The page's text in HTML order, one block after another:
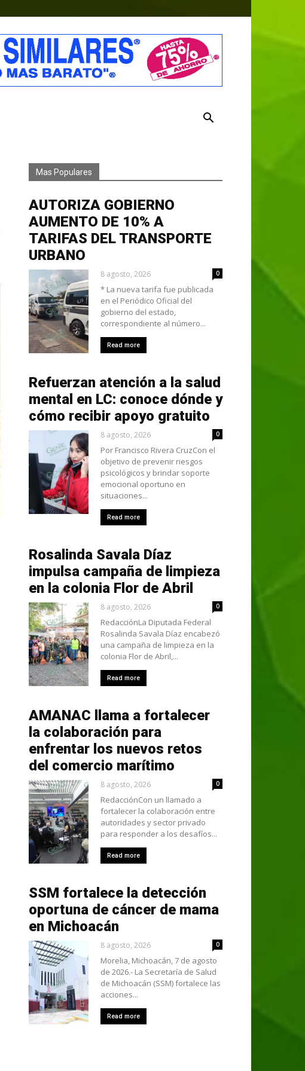
Mas Populares
AUTORIZA GOBIERNO
AUMENTO DE 10% A
TARIFAS DEL TRANSPORTE
URBANO
8 agosto, 2026 0
* La nueva tarifa fue publicada
en el Periódico Oficial del
gobierno del estado,
correspondiente al número...
Read more
Refuerzan atención a la salud
mental en LC: conoce dónde y
cómo recibir apoyo gratuito
8 agosto, 2026 0
Por Francisco Rivera CruzCon el
objetivo de prevenir riesgos
psicológicos y brindar soporte
emocional oportuno en
situaciones...
Read more
Rosalinda Savala Díaz
impulsa campaña de limpieza
en la colonia Flor de Abril
8 agosto, 2026 0
RedacciónLa Diputada Federal
Rosalinda Savala Díaz encabezó
una campaña de limpieza en la
colonia Flor de Abril,...
Read more
AMANAC llama a fortalecer
la colaboración para
enfrentar los nuevos retos
del comercio marítimo
8 agosto, 2026 0
RedacciónCon un llamado a
fortalecer la colaboración entre
autoridades y sector privado
para responder a los desafíos...
Read more
SSM fortalece la detección
oportuna de cáncer de mama
en Michoacán
8 agosto, 2026 0
Morelia, Michoacán, 7 de agosto
de 2026.- La Secretaría de Salud
de Michoacán (SSM) fortalece las
acciones...
Read more